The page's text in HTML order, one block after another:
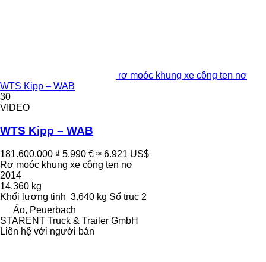
rơ moóc khung xe công ten nơ
WTS Kipp – WAB
30
VIDEO
WTS Kipp – WAB
181.600.000 ₫ 5.990 € ≈ 6.921 US$
Rơ moóc khung xe công ten nơ
2014
14.360 kg
Khối lượng tịnh 3.640 kg Số trục 2
Áo, Peuerbach
STARENT Truck & Trailer GmbH
Liên hệ với người bán